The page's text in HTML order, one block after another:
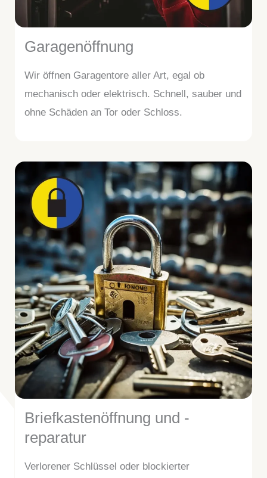
Garagenöffnung
Wir öffnen Garagentore aller Art, egal ob
mechanisch oder elektrisch. Schnell, sauber und
ohne Schäden an Tor oder Schloss.
Briefkastenöffnung und -
reparatur
Verlorener Schlüssel oder blockierter